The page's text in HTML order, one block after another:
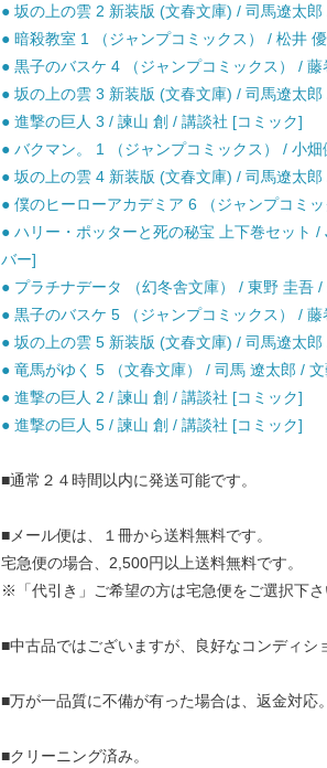
● 坂の上の雲 2 新装版 (文春文庫) / 司馬遼太
● 暗殺教室 1 （ジャンプコミックス） / 松井
● 黒子のバスケ 4 （ジャンプコミックス） /
● 坂の上の雲 3 新装版 (文春文庫) / 司馬遼太
● 進撃の巨人 3 / 諫山 創 / 講談社 [コミック]
● バクマン。 1 （ジャンプコミックス） / 小
● 坂の上の雲 4 新装版 (文春文庫) / 司馬遼太
● 僕のヒーローアカデミア 6 （ジャンプコミ
● ハリー・ポッターと死の秘宝 上下巻セット
バー]
● プラチナデータ （幻冬舎文庫） / 東野 圭吾 /
● 黒子のバスケ 5 （ジャンプコミックス） /
● 坂の上の雲 5 新装版 (文春文庫) / 司馬遼太
● 竜馬がゆく 5 （文春文庫） / 司馬 遼太郎 /
● 進撃の巨人 2 / 諫山 創 / 講談社 [コミック]
● 進撃の巨人 5 / 諫山 創 / 講談社 [コミック]
■通常２４時間以内に発送可能です。
■メール便は、１冊から送料無料です。
宅急便の場合、2,500円以上送料無料です。
※「代引き」ご希望の方は宅急便をご選択下さ
■中古品ではございますが、良好なコンディシ
■万が一品質に不備が有った場合は、返金対応。
■クリーニング済み。